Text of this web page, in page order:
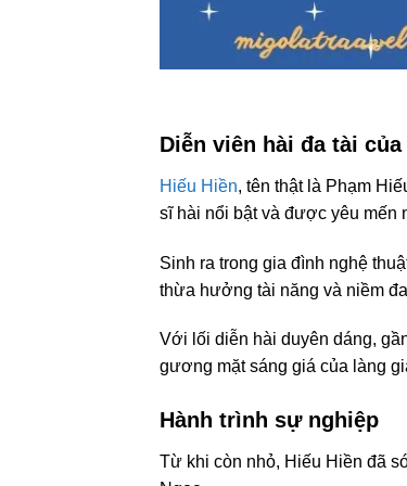
Diễn viên hài đa tài
Hiếu Hiền, tên thật là Phạm
sĩ hài nổi bật và được yêu mến
Sinh ra trong gia đình nghệ
thừa hưởng tài năng và niềm
Với lối diễn hài duyên dáng,
gương mặt sáng giá của làng
Hành trình sự nghiệp
Từ khi còn nhỏ, Hiếu Hiền đã